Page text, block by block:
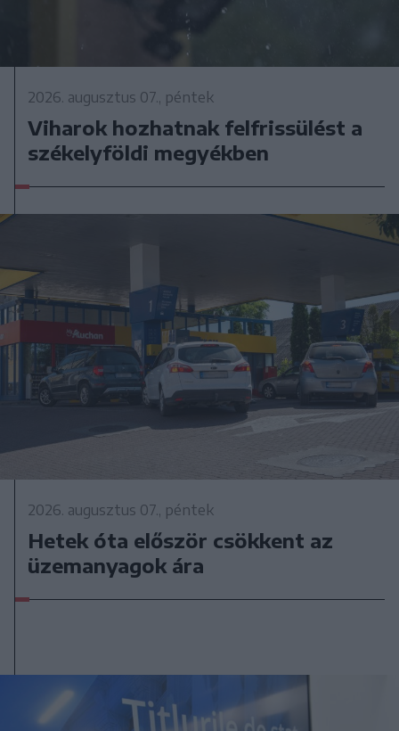
2026. augusztus 07., péntek
Viharok hozhatnak felfrissülést a
székelyföldi megyékben
2026. augusztus 07., péntek
Hetek óta először csökkent az
üzemanyagok ára